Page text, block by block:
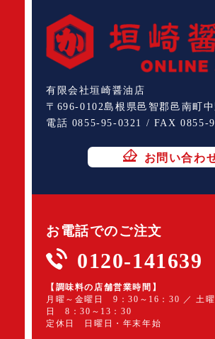
有限会社垣崎醤油店
〒696-0102島根県邑智郡邑南町
電話 0855-95-0321 / FAX 0855-
お問い合わ
お電話でのご注文
0120-141639
【調味料の店舗営業時間】
月曜～金曜日 9：30～16：30 ／ 土
日 8：30～13：30
定休日 日曜日・年末年始